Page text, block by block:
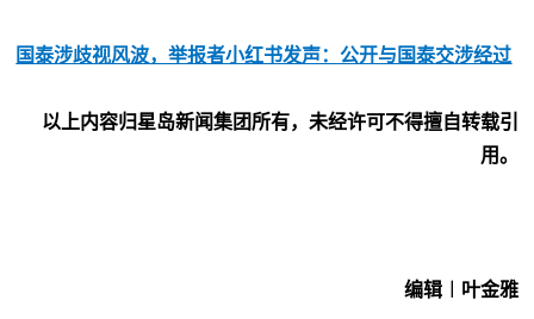
国泰涉歧视风波，举报者小红书发声：公开与国泰交涉经过
以上内容归星岛新闻集团所有，未经许可不得擅自转载引
用。
编辑︱叶金雅